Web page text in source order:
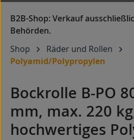
Shop
Räder und Rollen
Polyamid/Polypropylen
Bockrolle B-PO
mm, max. 220
hochwertiges